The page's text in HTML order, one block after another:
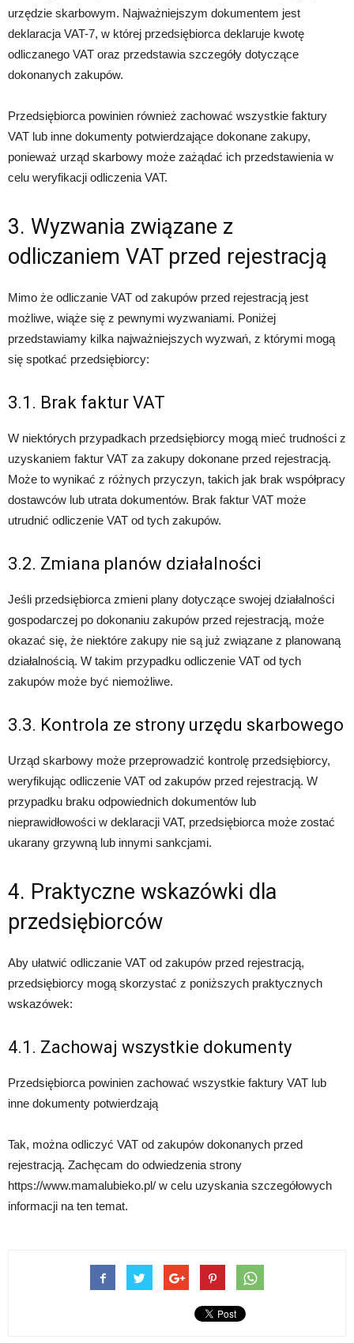
urzędzie skarbowym. Najważniejszym dokumentem jest
deklaracja VAT-7, w której przedsiębiorca deklaruje kwotę
odliczanego VAT oraz przedstawia szczegóły dotyczące
dokonanych zakupów.
Przedsiębiorca powinien również zachować wszystkie faktury
VAT lub inne dokumenty potwierdzające dokonane zakupy,
ponieważ urząd skarbowy może zażądać ich przedstawienia w
celu weryfikacji odliczenia VAT.
3. Wyzwania związane z
odliczaniem VAT przed rejestracją
Mimo że odliczanie VAT od zakupów przed rejestracją jest
możliwe, wiąże się z pewnymi wyzwaniami. Poniżej
przedstawiamy kilka najważniejszych wyzwań, z którymi mogą
się spotkać przedsiębiorcy:
3.1. Brak faktur VAT
W niektórych przypadkach przedsiębiorcy mogą mieć trudności z
uzyskaniem faktur VAT za zakupy dokonane przed rejestracją.
Może to wynikać z różnych przyczyn, takich jak brak współpracy
dostawców lub utrata dokumentów. Brak faktur VAT może
utrudnić odliczenie VAT od tych zakupów.
3.2. Zmiana planów działalności
Jeśli przedsiębiorca zmieni plany dotyczące swojej działalności
gospodarczej po dokonaniu zakupów przed rejestracją, może
okazać się, że niektóre zakupy nie są już związane z planowaną
działalnością. W takim przypadku odliczenie VAT od tych
zakupów może być niemożliwe.
3.3. Kontrola ze strony urzędu skarbowego
Urząd skarbowy może przeprowadzić kontrolę przedsiębiorcy,
weryfikując odliczenie VAT od zakupów przed rejestracją. W
przypadku braku odpowiednich dokumentów lub
nieprawidłowości w deklaracji VAT, przedsiębiorca może zostać
ukarany grzywną lub innymi sankcjami.
4. Praktyczne wskazówki dla
przedsiębiorców
Aby ułatwić odliczanie VAT od zakupów przed rejestracją,
przedsiębiorcy mogą skorzystać z poniższych praktycznych
wskazówek:
4.1. Zachowaj wszystkie dokumenty
Przedsiębiorca powinien zachować wszystkie faktury VAT lub
inne dokumenty potwierdzają
Tak, można odliczyć VAT od zakupów dokonanych przed
rejestracją. Zachęcam do odwiedzenia strony
https://www.mamalubieko.pl/ w celu uzyskania szczegółowych
informacji na ten temat.